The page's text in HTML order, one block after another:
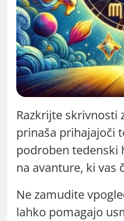
Razkrijte skrivnosti
prinaša prihajajoči
podroben tedenski
na avanture, ki vas
Ne zamudite
lahko pomagajo